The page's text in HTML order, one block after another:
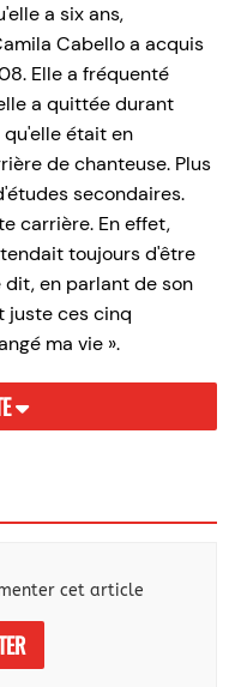
a six ans,
Cabello a acquis
Elle a fréquenté
a quittée durant
qu'elle était en
de chanteuse. Plus
secondaires.
carrière. En effet,
toujours d'être
dit, en parlant de son
juste ces cinq
ma vie ».
cet article